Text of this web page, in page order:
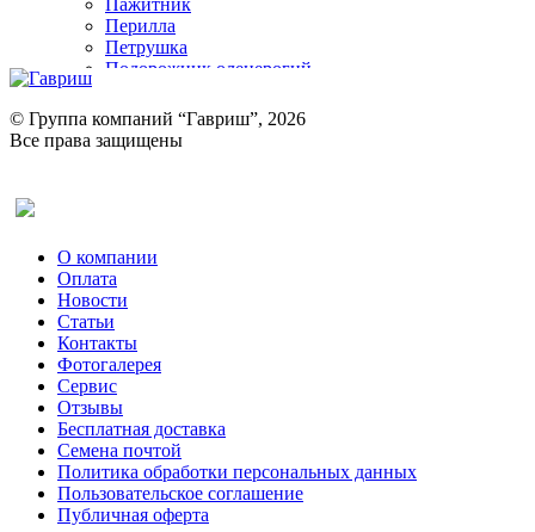
Пажитник
Перилла
Петрушка
Подорожник оленерогий
Ревень
Рукола
Рута
Тмин
Трава для чая
Туласи
Укроп
Фенхель пряный
Хризантема овощная
Цикорий пряный
Цикорий салатный (Витлуф)
Черемша
Шпинат
Щавель
Эндивий
Эстрагон
© Группа компаний “Гавриш”, 2026
Все права защищены
О компании
Оплата
Новости
Статьи
Контакты
Фотогалерея​
Сервис
Отзывы
Бесплатная доставка
Семена почтой
Политика обработки персональных данных
Пользовательское соглашение
Публичная оферта